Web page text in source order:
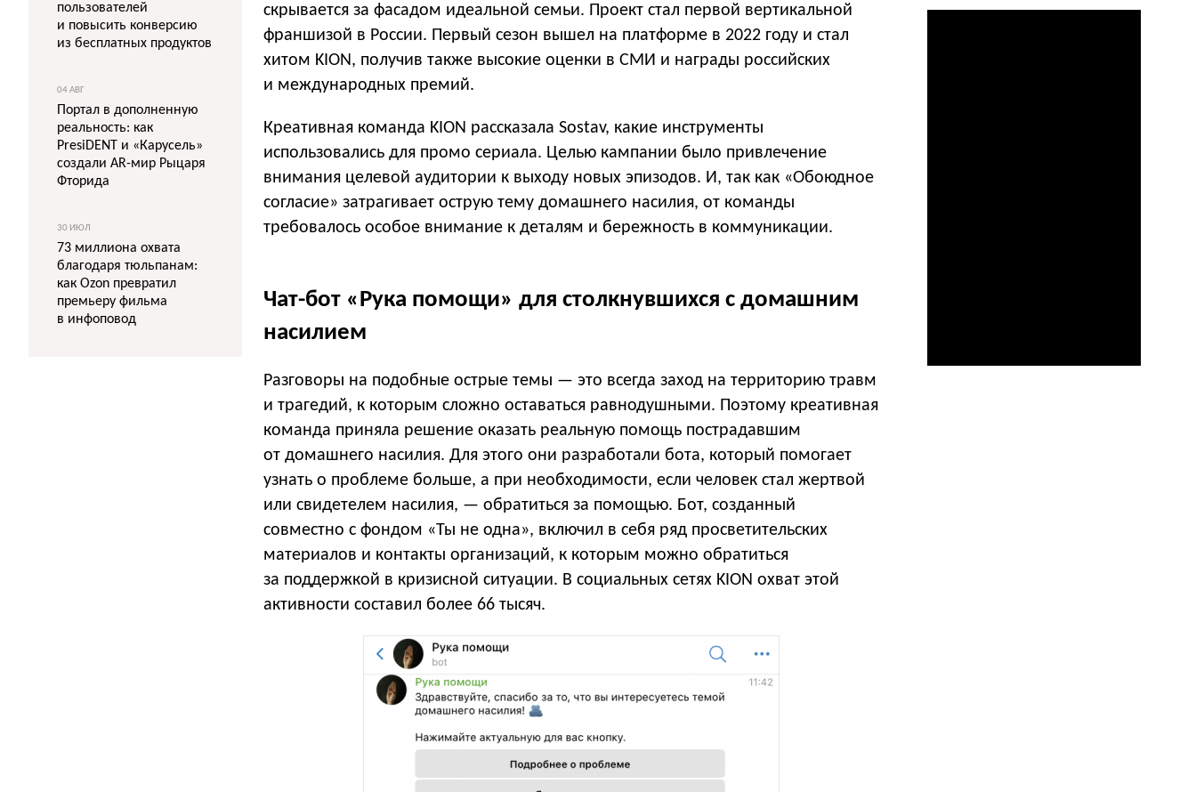
скрывается за фасадом идеальной семьи. Проект стал первой вертикальной
франшизой в России. Первый сезон вышел на платформе в 2022 году и стал
хитом KION, получив также высокие оценки в СМИ и награды российских
и международных премий.
Креативная команда KION рассказала Sostav, какие инструменты
использовались для промо сериала. Целью кампании было привлечение
внимания целевой аудитории к выходу новых эпизодов. И, так как «Обоюдное
согласие» затрагивает острую тему домашнего насилия, от команды
требовалось особое внимание к деталям и бережность в коммуникации.
Чат-бот «Рука помощи» для столкнувшихся с домашним
насилием
Разговоры на подобные острые темы — это всегда заход на территорию травм
и трагедий, к которым сложно оставаться равнодушными. Поэтому креативная
команда приняла решение оказать реальную помощь пострадавшим
от домашнего насилия. Для этого они разработали бота, который помогает
узнать о проблеме больше, а при необходимости, если человек стал жертвой
или свидетелем насилия, — обратиться за помощью. Бот, созданный
совместно с фондом «Ты не одна», включил в себя ряд просветительских
материалов и контакты организаций, к которым можно обратиться
за поддержкой в кризисной ситуации. В социальных сетях KION охват этой
активности составил более 66 тысяч.
пользователей
и повысить конверсию
из бесплатных продуктов
04 АВГ
Портал в дополненную
реальность: как
PresiDENT и «Карусель»
создали AR-мир Рыцаря
Фторида
30 ИЮЛ
73 миллиона охвата
благодаря тюльпанам:
как Ozon превратил
премьеру фильма
в инфоповод